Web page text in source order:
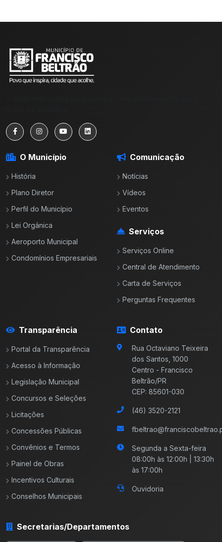
O Município
História
Plano Diretor
Perfil do Município
Lei Orgânica
Aeroporto Municipal
Condomínios Empresariais
Comunicação
Notícias
Vídeos
Eventos
Serviços
Serviços Online
Central de Atendimento
Carta de Serviços
Perguntas Frequentes
Transparência
Portal da Transparência
Acesso à Informação
Legislação Municipal
Concursos e Seleções
Licitações
Concessões Públicas
Convênios e Termos
Painel de Obras
Incentivos Culturais
Conselhos Municipais
Contato
Rua Octaviano Teixeira
dos Santos, 1000
Centro - Francisco
Beltrão/PR
CEP: 85601-030
(46) 3520-2121
Segunda a Sexta-feira
08:00h às 12:00h | 13:30h
às 17:00h
Ouvidoria
Secretarias/Departamentos